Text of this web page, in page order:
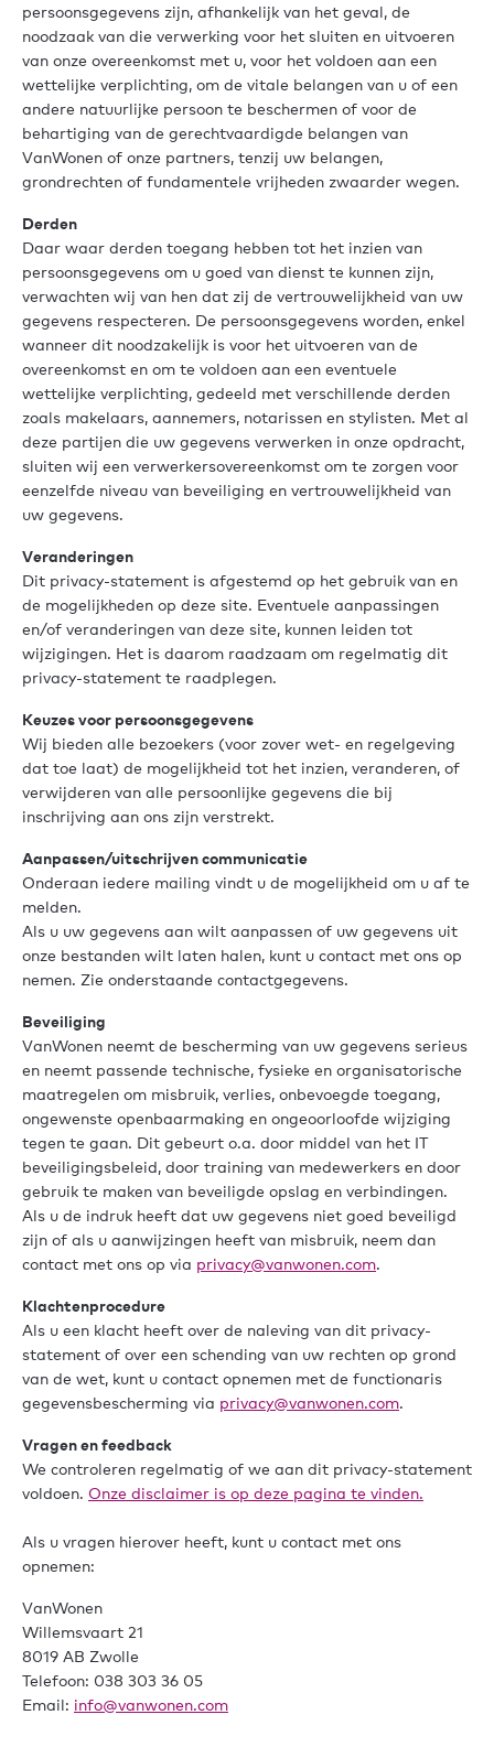
persoonsgegevens zijn, afhankelijk van het geval, de
noodzaak van die verwerking voor het sluiten en uitvoeren
van onze overeenkomst met u, voor het voldoen aan een
wettelijke verplichting, om de vitale belangen van u of een
andere natuurlijke persoon te beschermen of voor de
behartiging van de gerechtvaardigde belangen van
VanWonen of onze partners, tenzij uw belangen,
grondrechten of fundamentele vrijheden zwaarder wegen.
Derden
Daar waar derden toegang hebben tot het inzien van
persoonsgegevens om u goed van dienst te kunnen zijn,
verwachten wij van hen dat zij de vertrouwelijkheid van uw
gegevens respecteren. De persoonsgegevens worden, enkel
wanneer dit noodzakelijk is voor het uitvoeren van de
overeenkomst en om te voldoen aan een eventuele
wettelijke verplichting, gedeeld met verschillende derden
zoals makelaars, aannemers, notarissen en stylisten. Met al
deze partijen die uw gegevens verwerken in onze opdracht,
sluiten wij een verwerkersovereenkomst om te zorgen voor
eenzelfde niveau van beveiliging en vertrouwelijkheid van
uw gegevens.
Veranderingen
Dit privacy-statement is afgestemd op het gebruik van en
de mogelijkheden op deze site. Eventuele aanpassingen
en/of veranderingen van deze site, kunnen leiden tot
wijzigingen. Het is daarom raadzaam om regelmatig dit
privacy-statement te raadplegen.
Keuzes voor persoonsgegevens
Wij bieden alle bezoekers (voor zover wet- en regelgeving
dat toe laat) de mogelijkheid tot het inzien, veranderen, of
verwijderen van alle persoonlijke gegevens die bij
inschrijving aan ons zijn verstrekt.
Aanpassen/uitschrijven communicatie
Onderaan iedere mailing vindt u de mogelijkheid om u af te
melden.
Als u uw gegevens aan wilt aanpassen of uw gegevens uit
onze bestanden wilt laten halen, kunt u contact met ons op
nemen. Zie onderstaande contactgegevens.
Beveiliging
VanWonen neemt de bescherming van uw gegevens serieus
en neemt passende technische, fysieke en organisatorische
maatregelen om misbruik, verlies, onbevoegde toegang,
ongewenste openbaarmaking en ongeoorloofde wijziging
tegen te gaan. Dit gebeurt o.a. door middel van het IT
beveiligingsbeleid, door training van medewerkers en door
gebruik te maken van beveiligde opslag en verbindingen.
Als u de indruk heeft dat uw gegevens niet goed beveiligd
zijn of als u aanwijzingen heeft van misbruik, neem dan
contact met ons op via privacy@vanwonen.com.
Klachtenprocedure
Als u een klacht heeft over de naleving van dit privacy-
statement of over een schending van uw rechten op grond
van de wet, kunt u contact opnemen met de functionaris
gegevensbescherming via privacy@vanwonen.com.
Vragen en feedback
We controleren regelmatig of we aan dit privacy-statement
voldoen. Onze disclaimer is op deze pagina te vinden.
Als u vragen hierover heeft, kunt u contact met ons
opnemen:
VanWonen
Willemsvaart 21
8019 AB Zwolle
Telefoon: 038 303 36 05
Email: info@vanwonen.com